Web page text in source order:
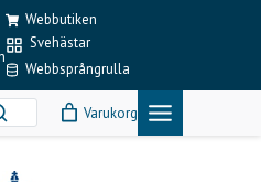
Webbutiken
Svehästar
Webbsprångrulla
Varukorg